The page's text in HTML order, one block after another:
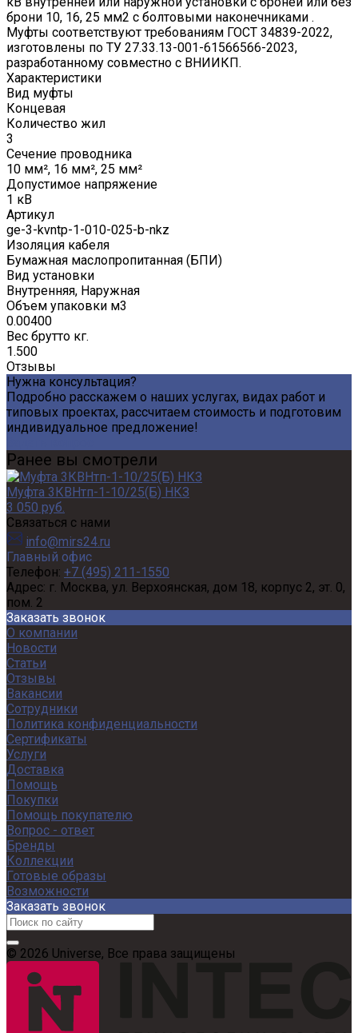
брони 10, 16, 25 мм2 с болтовыми наконечниками .
Муфты соответствуют требованиям ГОСТ 34839-2022,
изготовлены по ТУ 27.33.13-001-61566566-2023,
разработанному совместно с ВНИИКП.
Характеристики
Вид муфты
Концевая
Количество жил
3
Сечение проводника
10 мм², 16 мм², 25 мм²
Допустимое напряжение
1 кВ
Артикул
ge-3-kvntp-1-010-025-b-nkz
Изоляция кабеля
Бумажная маслопропитанная (БПИ)
Вид установки
Внутренняя, Наружная
Объем упаковки м3
0.00400
Вес брутто кг.
1.500
Отзывы
Нужна консультация?
Подробно расскажем о наших услугах, видах работ и
типовых проектах, рассчитаем стоимость и подготовим
индивидуальное предложение!
Ранее вы смотрели
Муфта 3КВНтп-1-10/25(Б) НКЗ
3 050 руб.
Связаться с нами
info@mirs24.ru
Главный офис
Телефон: +7 (495) 211-1550
Адрес: г. Москва, ул. Верхоянская, дом 18, корпус 2, эт. 0,
пом. 2
Заказать звонок
О компании
Новости
Статьи
Отзывы
Вакансии
Сотрудники
Политика конфиденциальности
Сертификаты
Услуги
Доставка
Помощь
Покупки
Помощь покупателю
Вопрос - ответ
Бренды
Коллекции
Готовые образы
Возможности
Заказать звонок
© 2026 Universe, Все права защищены